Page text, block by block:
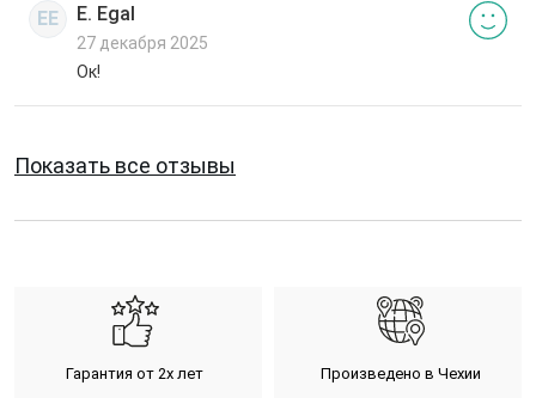
EE E. Egal
27 декабря 2025
Ок!
Показать все отзывы
Гарантия от 2х лет Произведено в Чехии